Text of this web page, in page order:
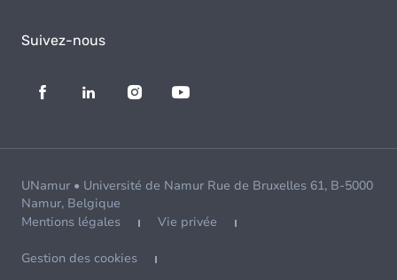
Suivez-nous
UNamur • Université de Namur Rue de Bruxelles 61, B-5000
Namur, Belgique
Mentions légales
Vie privée
Gestion des cookies